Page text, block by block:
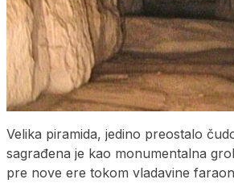
Velika piramida, jedino preostalo
sagrađena je kao monumentalna
pre nove ere tokom vladavine